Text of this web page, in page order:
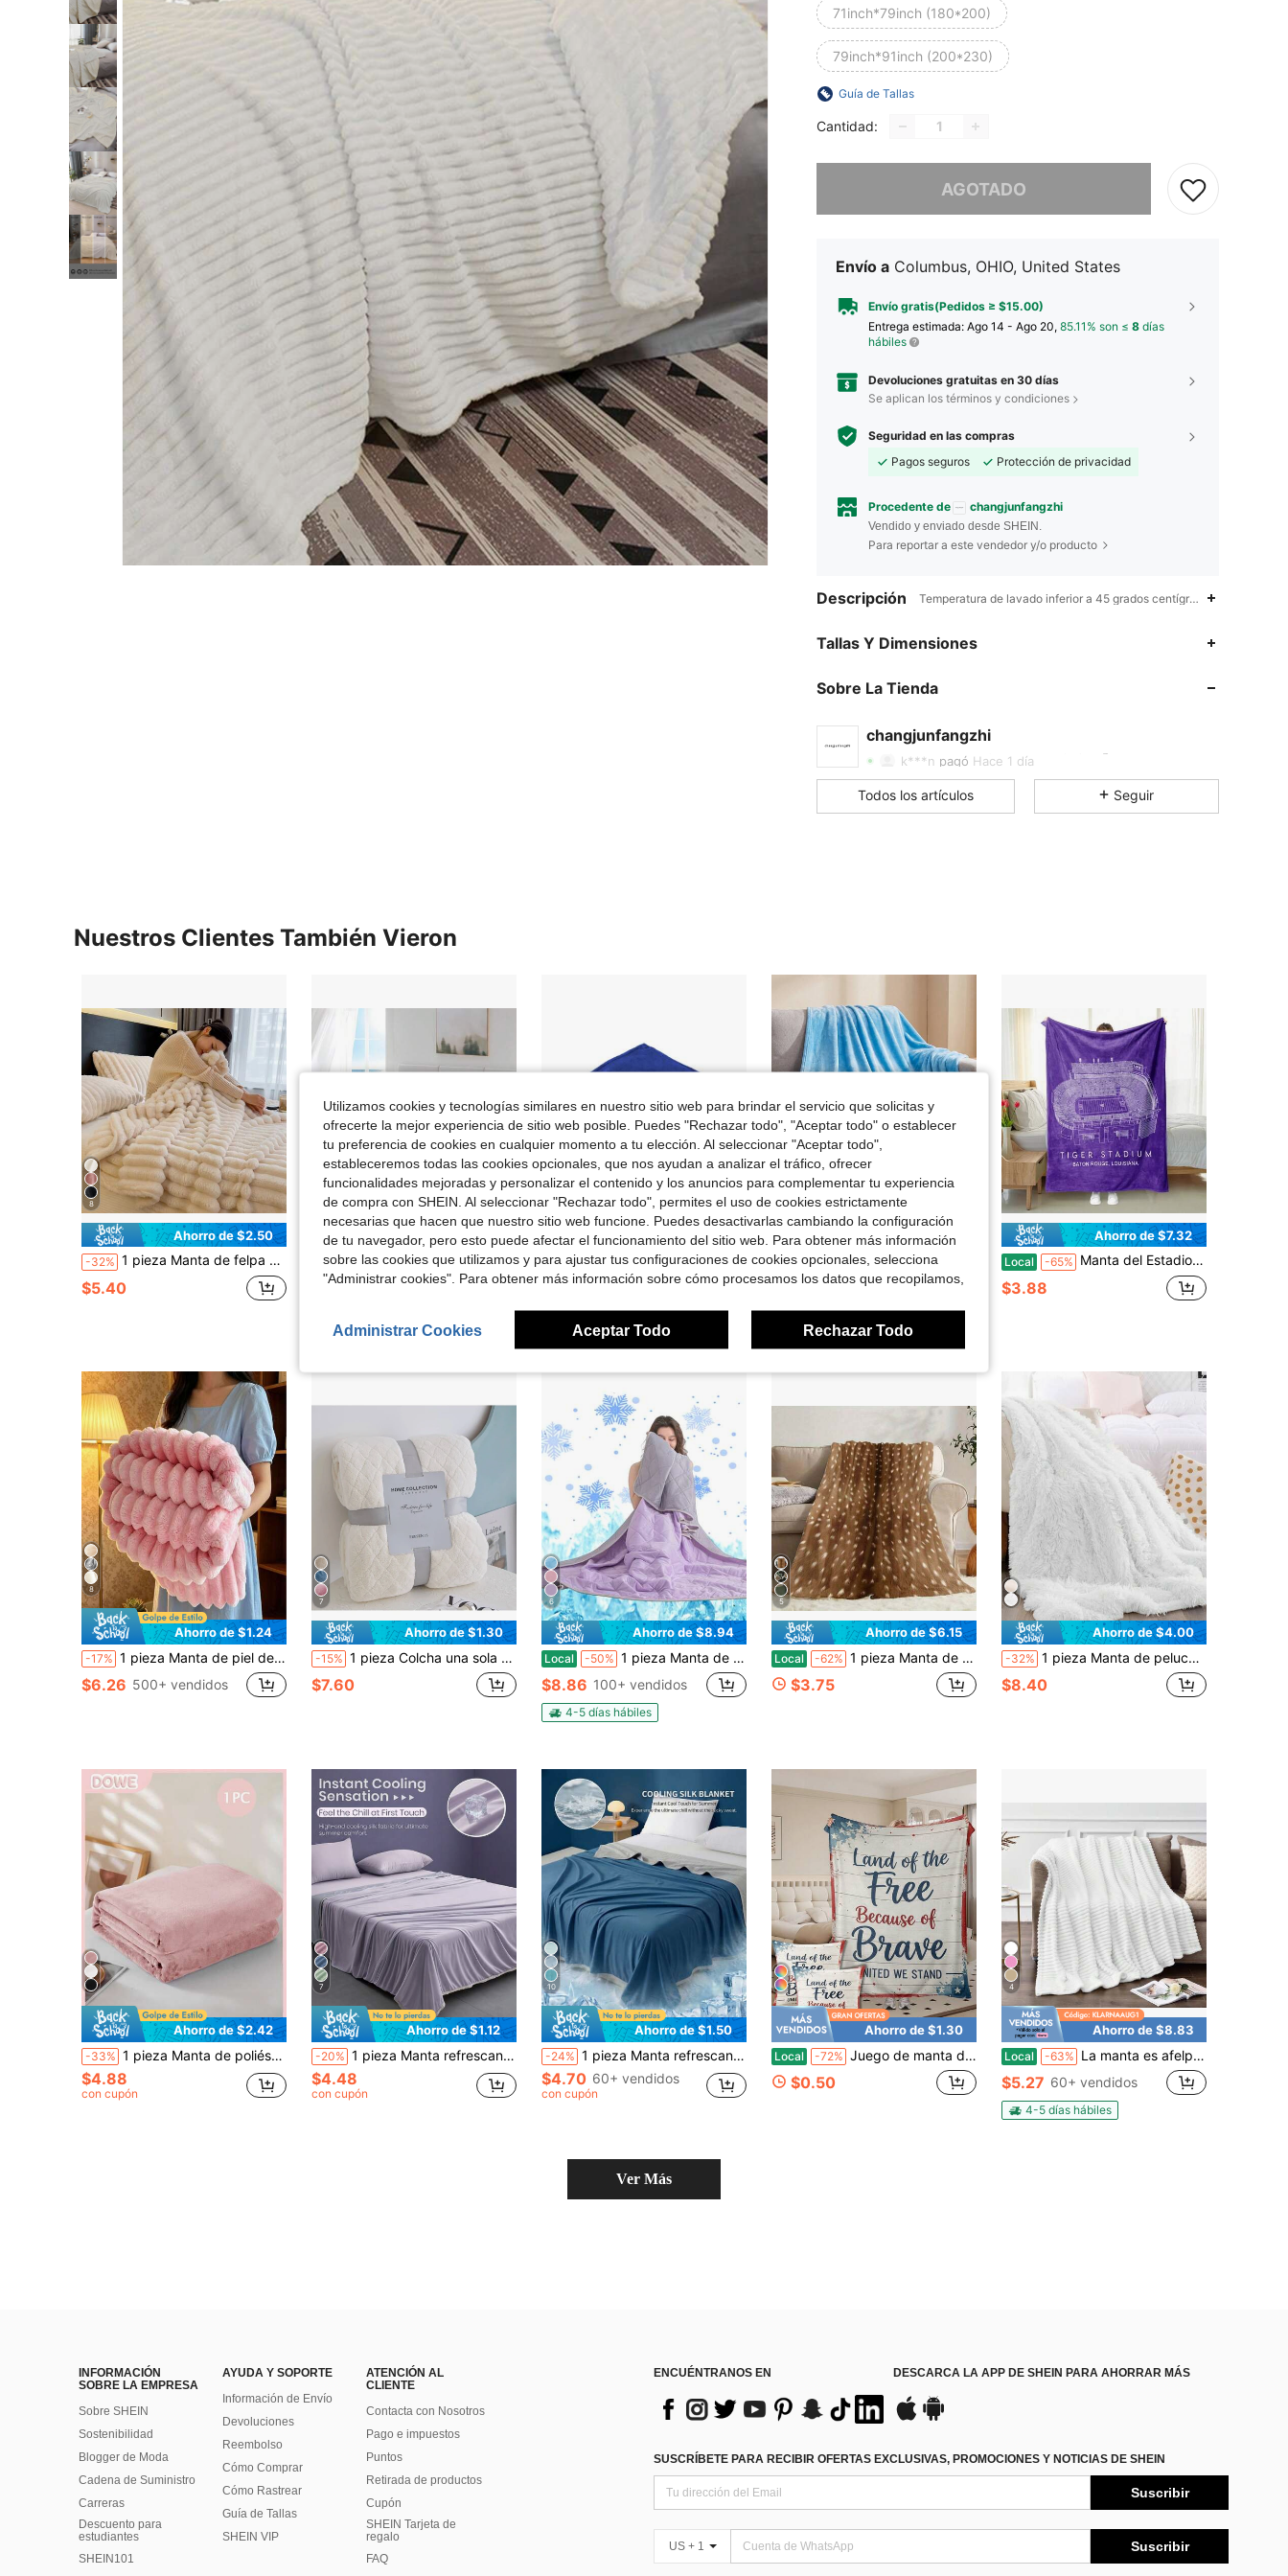
71inch*79inch (180*200)
79inch*91inch (200*230)
Guía de Tallas
Cantidad:
AGOTADO
Envío a Columbus, OHIO, United States
Envío gratis(Pedidos ≥ $15.00)
Entrega estimada: Ago 14 - Ago 20, 85.11% son ≤ 8 días
hábiles
Devoluciones gratuitas en 30 días
Se aplican los términos y condiciones
Seguridad en las compras
Pagos seguros
Protección de privacidad
Procedente de changjunfangzhi
Vendido y enviado desde SHEIN.
Para reportar a este vendedor y/o producto
Descripción Temperatura de lavado inferior a 45 grados
Tallas Y Dimensiones
Sobre La Tienda
changjunfangzhi
4.76
4.76Calificación 79
k***n pagó Hace 1 día
4.76
4.76
4.76 318
318
4.76 318
Todos los artículos Seguir
Nuestros Clientes También Vieron
8
Ahorro de $2.50
-32% 1 pieza Manta de felpa suave estilo moderno lavable a máquina para todas las estaciones apta para cama sofá camping regalo decoración de habitación dormitorio Halloween
$5.40
Ahorro de $3.22
-28% 1 pieza Manta refrescante de color azul hielo, diseñada con una estética moderna. La tela ligera y transpirable utiliza una tecnología de autoenfrriamiento instantánea para aliviar efectivamente los sudores nocturnos. Sus propiedades ligeras y transpirables la convierten en una opción ideal para el verano, personas sensibles al calor y uso durante todo el año.
$8.48
6
-10% Manta Sólida Peluda De Color Simple Y Multifuncional
$6.60
7
-33% 1 pieza Manta de franela de unicolor (opciones de varios colores), manta ligera, manta multiusos para todas las estaciones, ropa de cama, manta cómoda y cálida, manta suave y amigable con la piel para siestas, estilo casual, textil para el hogar cosido, sofá, dormitorio, sala de estar, manta multiusos, adecuada para todas las estaciones, manta decorativa para el dormitorio, regalo, lavable a máquina
$5.33
Ahorro de $7.32
Local -65% Manta del Estadio Tiger - Manta de Fútbol de la Universidad Estatal de Luisiana Manta Suave para Sofá, Cama, Sillón Lujosa Cálida y Acogedora para Todas las Estaciones Regalo Perfecto de Navidad para Familia y Amigos
$3.88
8
Ahorro de $1.24
-17% 1 pieza Manta de piel de conejo sintética super suave y grande a rayas, decoración de dormitorio rosa, manta de franela de felpa de leche para Halloween y Pascua, manta casual para siesta, manta decorativa para oficina, adecuada para siestas, Navidad, oficina, camping, sofá - Colcha de poliéster multifuncional, regalo perfecto de Navidad
$6.26 500+ vendidos
7
Ahorro de $1.30
-15% 1 pieza Colcha una sola capa espesado forro polar de cuadros unicolor para todas las temporadas
$7.60
6
Ahorro de $8.94
Local -50% 1 pieza Manta de enfriamiento ligera, suave y sedosa, respirable, absorbe el calor para mantener frescos a los adultos, adecuada para durmientes con calor, edredón de enfriamiento de gran tamaño para verano
$8.86 100+ vendidos
4-5 días hábiles
5
Ahorro de $6.15
Local -62% 1 pieza Manta de franela con estampado de ciervos, ultra suave y esponjosa para todas las estaciones, diseño de ciervos marrones, manta multiusos para sofá, cama, camping y viajes, regalo de estilo contemporáneo para Navidad, Halloween, cumpleaños, inauguración de la casa. Manta duradera y de fácil cuidado para las cuatro estaciones, de uso universal y multifuncional. Manta de 280 g/m² con diseño estético moderno y tecnología de impresión 2D, un compañero ideal para siestas en el sofá, viajes de camping, decoración del hogar y embellecimiento de la oficina. Un regalo pensado para Acción de Gracias, Navidad, Día de San Valentín, Día del Padre, Día de la Madre y otros momentos festivos especiales como cumpleaños, bodas, aniversarios y talla grande. Regalos exclusivos para miembros de la familia, parejas, padres, abuelos o amigos queridos. Son perfectos para camas, salas de estar, oficinas, playas, y se han ampliado las colecciones temáticas para satisfacer una variedad de estilos y escen
$3.75
Ahorro de $4.00
-32% 1 pieza Manta de peluche blanca suave y cómoda con cristales, adecuada para dormitorio, sala de estar, lavable a máquina, para todas las estaciones
$8.40
Ahorro de $2.42
-33% 1 pieza Manta de poliéster cálida y suave para todo el año - unicolor vibrante, lavable a máquina, adecuada para decoración del hogar, oficina o automóvil, manta de oficina | Manta lavable a máquina, manta para el hogar
$4.88
con cupón
7
Ahorro de $1.12
-20% 1 pieza Manta refrescante, estilo minimalista / Hecha de tela de fibra refrescante / Bordes reforzados / Proporciona una experiencia fresca y cómoda para quienes sienten calor, lavable a máquina, ligera y portátil, adecuada para el dormitorio y diversas escenas
$4.48
con cupón
10
Ahorro de $1.50
-24% 1 pieza Manta refrescante de unicolor (ligera), múltiples opciones de color/Moda minimalista/Hecha de tela de fibra refrescante/Bordes reforzados con costuras/Proporciona una experiencia fresca y cómoda para personas que sienten calor fácilmente; Lavable a máquina, ligera y portátil
$4.70 60+ vendidos
con cupón
Ahorro de $1.30
Local -72% Juego de manta de franela y funda de almohada con base de madera desgastada, estampado de borde con texto "Free Brave American", suave,
$0.50
4
Ahorro de $8.83
Local -63% La manta es afelpada y gruesa. Es ideal para usar en camas, sofás, viajes y oficinas. Es una manta suave y cálida que mantiene a la gente abrigada y cómoda, y a ti también. Un regalo ideal para cualquier estación.
$5.27 60+ vendidos
4-5 días hábiles
Ver Más
INFORMACIÓN
SOBRE LA EMPRESA
Sobre SHEIN
Sostenibilidad
Blogger de Moda
Cadena de Suministro
Carreras
Descuento para
estudiantes
SHEIN101
AYUDA Y SOPORTE
Información de Envío
Devoluciones
Reembolso
Cómo Comprar
Cómo Rastrear
Guía de Tallas
SHEIN VIP
ATENCIÓN AL
CLIENTE
Contacta con Nosotros
Pago e impuestos
Puntos
Retirada de productos
Cupón
SHEIN Tarjeta de
regalo
FAQ
ENCUÉNTRANOS EN DESCARCA LA APP DE SHEIN PARA AHORRAR MÁS
SUSCRÍBETE PARA RECIBIR OFERTAS EXCLUSIVAS, PROMOCIONES Y NOTICIAS DE SHEIN
Suscribir
US + 1 Suscribir
Utilizamos cookies y tecnologías similares en nuestro sitio web para brindar el servicio que solicitas y
ofrecerte la mejor experiencia de sitio web posible. Puedes "Rechazar todo", "Aceptar todo" o establecer
tu preferencia de cookies en cualquier momento a tu elección. Al seleccionar "Aceptar todo",
estableceremos todas las cookies opcionales, que nos ayudan a analizar el tráfico, ofrecer
funcionalidades mejoradas y personalizar el contenido y los anuncios para complementar tu experiencia
de compra con SHEIN. Al seleccionar "Rechazar todo", permites el uso de cookies estrictamente
necesarias que hacen que nuestro sitio web funcione. Puedes desactivarlas cambiando la configuración
de tu navegador, pero esto puede afectar el funcionamiento del sitio web. Para obtener más información
sobre las cookies que utilizamos y para ajustar tus configuraciones de cookies opcionales, selecciona
"Administrar cookies". Para obtener más información sobre cómo procesamos los datos que recopilamos,
Administrar Cookies Aceptar Todo Rechazar Todo